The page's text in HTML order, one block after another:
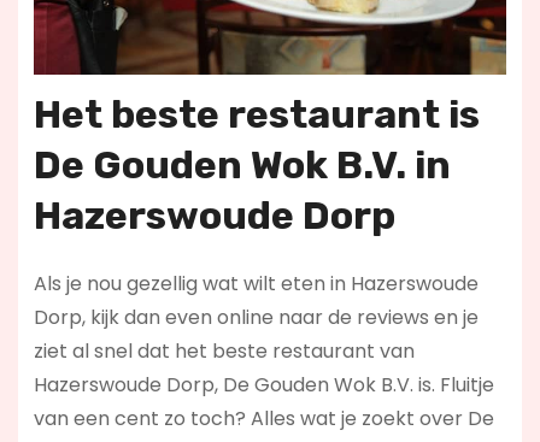
Het beste restaurant is
De Gouden Wok B.V. in
Hazerswoude Dorp
Als je nou gezellig wat wilt eten in Hazerswoude
Dorp, kijk dan even online naar de reviews en je
ziet al snel dat het beste restaurant van
Hazerswoude Dorp, De Gouden Wok B.V. is. Fluitje
van een cent zo toch? Alles wat je zoekt over De